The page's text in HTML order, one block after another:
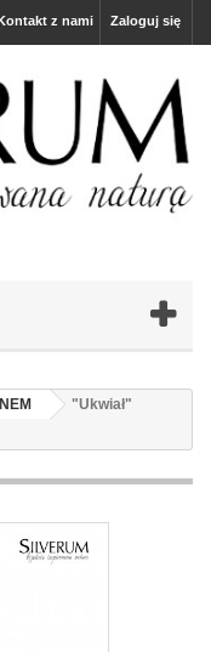
Zaloguj się
z nami
"Ukwiał"